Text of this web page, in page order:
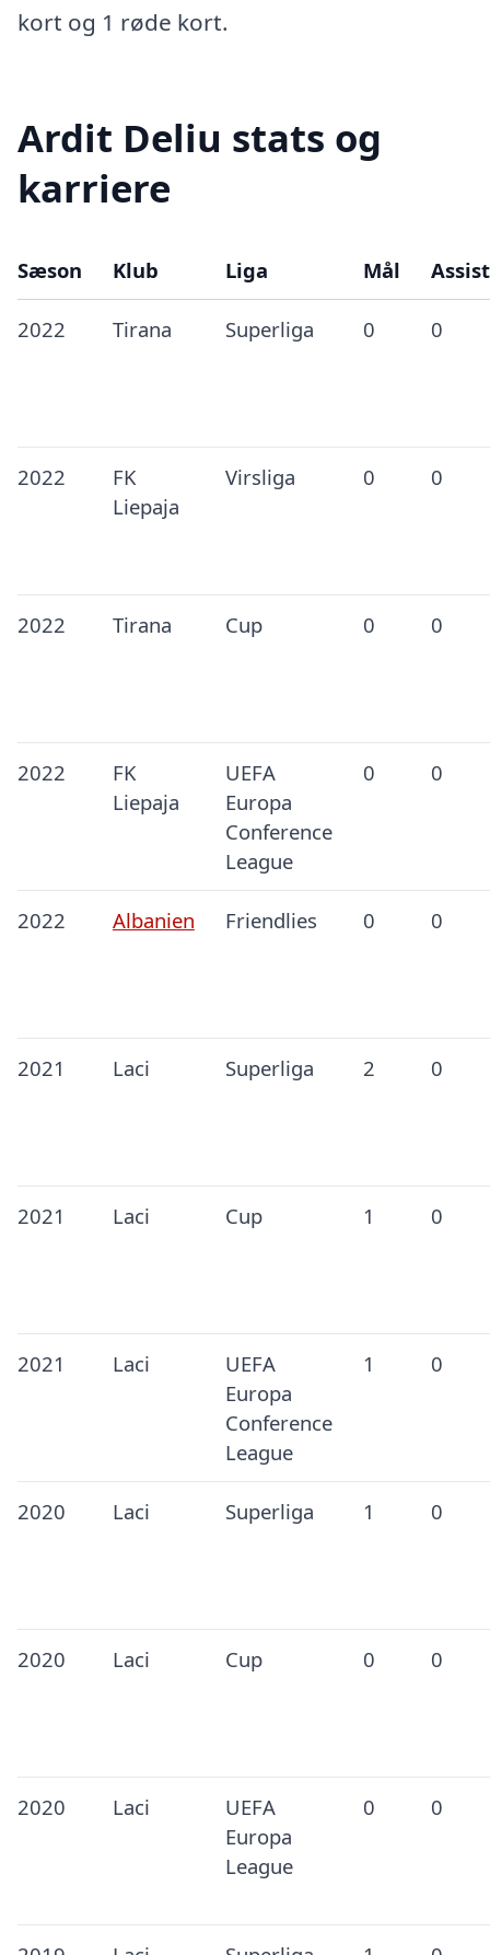
kort og 1 røde kort.
Ardit Deliu stats og
karriere
Sæson Klub Liga Mål
2022 Tirana Superliga 0 0
2022
FK
Liepaja
Virsliga 0 0
2022 Tirana Cup 0 0
2022
FK
Liepaja
UEFA
Europa
Conference
League
0 0
2022 Albanien Friendlies 0 0
2021 Laci Superliga 2 0
2021 Laci Cup 1 0
2021 Laci
UEFA
Europa
Conference
League
1 0
2020 Laci Superliga 1 0
2020 Laci Cup 0 0
2020 Laci
UEFA
Europa
League
0 0